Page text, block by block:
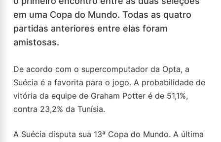
em uma Copa do Mundo. Todas as quatro
partidas anteriores entre elas foram
amistosas.
De acordo com o supercomputador da Opta, a
Suécia é a favorita para o jogo. A probabilidade de
vitória da equipe de Graham Potter é de 51,1%,
contra 23,2% da Tunísia.
A Suécia disputa sua 13ª Copa do Mundo. A última